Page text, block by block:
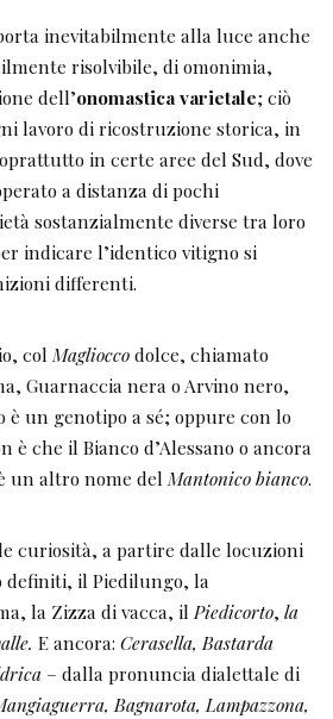
inevitabilmente alla luce anche
risolvibile, di omonimia,
dell’onomastica varietale; ciò
lavoro di ricostruzione storica, in
in certe aree del Sud, dove
a distanza di pochi
sostanzialmente diverse tra loro
indicare l’identico vitigno si
differenti.
colMaglioccodolce, chiamato
Guarnaccia nera o Arvino nero,
è un genotipo a sé; oppure con lo
è che il Bianco d’Alessano o ancora
un altro nome delMantonico bianco.
curiosità, a partire dalle locuzioni
definiti, il Piedilungo, la
la Zizza di vacca, ilPiedicorto, la
E ancora: Cerasella, Bastarda
– dalla pronuncia dialettale di
Bagnarota, Lampazzona,